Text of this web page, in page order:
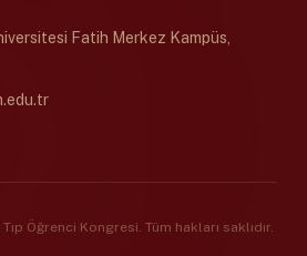
Fatih Merkez Kampüs,
Öğrenci Kongresi. Tüm hakları saklıdır.